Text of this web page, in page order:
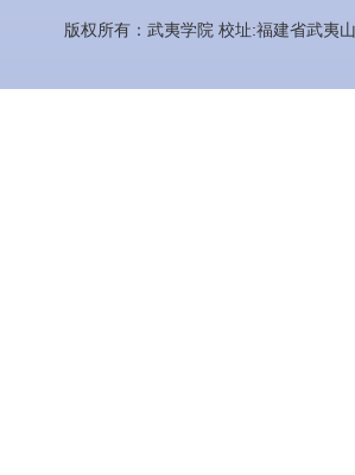
版权所有：武夷学院 校址:福建省武夷